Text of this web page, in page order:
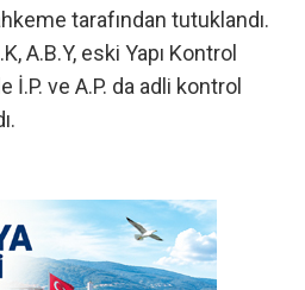
tarafından tutuklandı.
A.B.Y, eski Yapı Kontrol
İ.P. ve A.P. da adli kontrol